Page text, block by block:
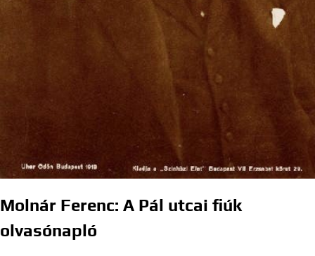
Molnár Ferenc: A Pál utcai fiúk
olvasónapló